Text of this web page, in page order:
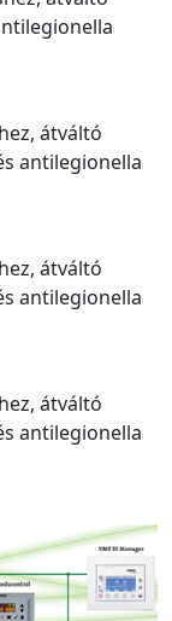
átváltó
antilegionella
átváltó
antilegionella
átváltó
antilegionella